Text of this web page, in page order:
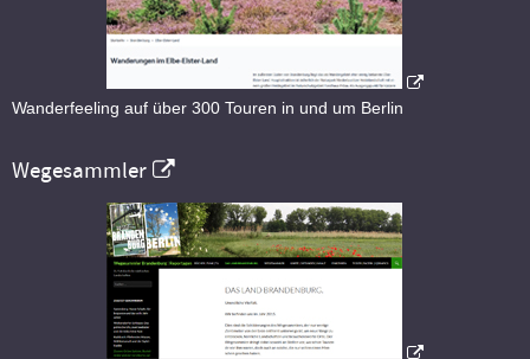
Wanderfeeling auf über 300 Touren in und um Berlin
Wegesammler